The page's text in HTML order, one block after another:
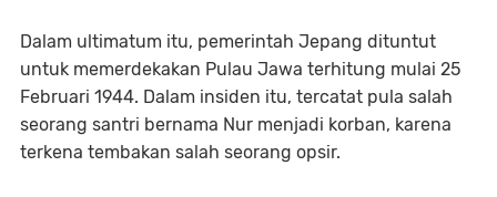
Dalam ultimatum itu, pemerintah Jepang dituntut
untuk memerdekakan Pulau Jawa terhitung mulai 25
Februari 1944. Dalam insiden itu, tercatat pula salah
seorang santri bernama Nur menjadi korban, karena
terkena tembakan salah seorang opsir.